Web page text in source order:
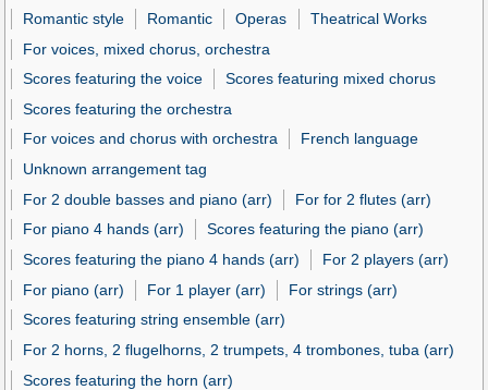
Romantic style
Romantic Operas
Theatrical Works
For voices, mixed chorus, orchestra
Scores featuring the voice
Scores featuring mixed chorus
Scores featuring the orchestra
For voices and chorus with orchestra
French language
Unknown arrangement tag
For 2 double basses and piano (arr)
For for 2 flutes (arr)
For piano 4 hands (arr)
Scores featuring the piano (arr)
Scores featuring the piano 4 hands (arr)
For 2 players (arr)
For piano (arr)
For 1 player (arr)
For strings (arr)
Scores featuring string ensemble (arr)
For 2 horns, 2 flugelhorns, 2 trumpets, 4 trombones, tuba (arr)
Scores featuring the horn (arr)